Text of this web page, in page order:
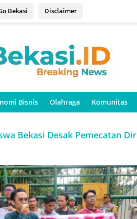
Bekasi Disclaimer
Bisnis Olahraga Komunitas
Bekasi Desak Pemecatan